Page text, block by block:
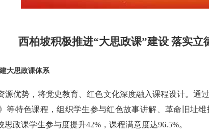
西柏坡积极推进“大思政课”建设 落实立
大思政课体系
源优势，将党史教育、红色文化深度融入课程设计。通
等特色课程，组织学生参与红色故事讲解、革命旧址
政课学生参与度提升42%，课程满意度达96.5%。